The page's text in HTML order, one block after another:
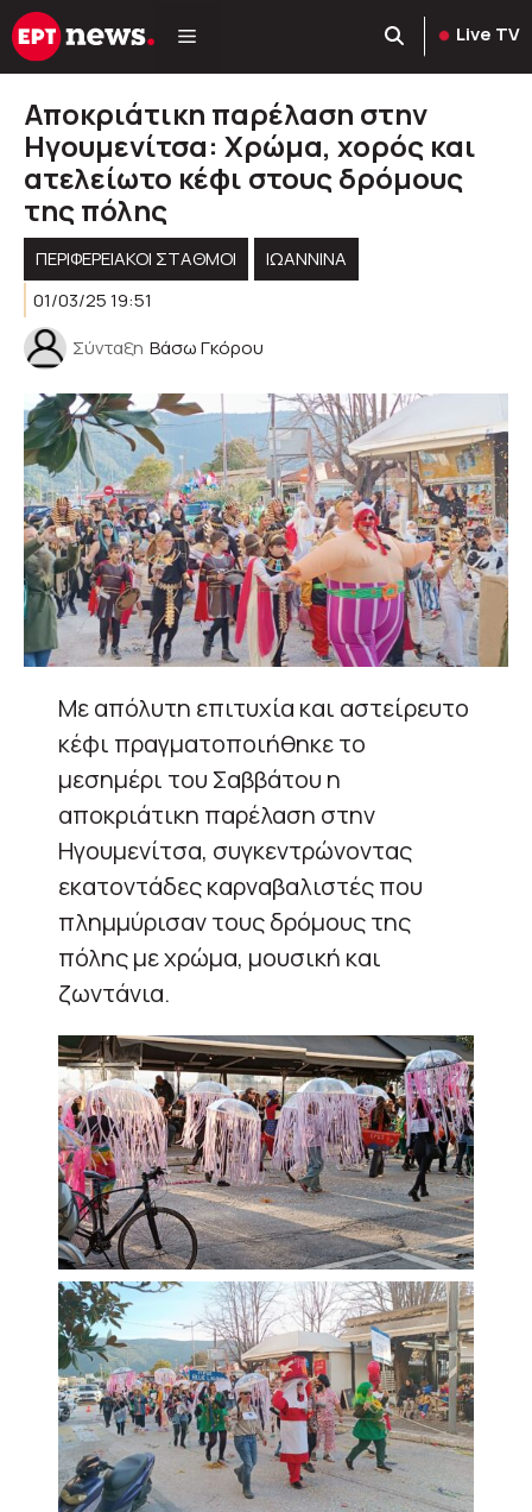
Μετάβαση
σε
Live TV
Αποκριάτικη παρέλαση στην
Ηγουμενίτσα: Χρώμα, χορός και
ατελείωτο κέφι στους δρόμους
της πόλης
ΠΕΡΙΦΕΡΕΙΑΚΟΊ ΣΤΑΘΜΟΊ
ΙΩΑΝΝΙΝΑ
01/03/25 19:51
Σύνταξη Βάσω Γκόρου
Με απόλυτη επιτυχία και αστείρευτο
κέφι πραγματοποιήθηκε το
μεσημέρι του Σαββάτου η
αποκριάτικη παρέλαση στην
Ηγουμενίτσα, συγκεντρώνοντας
εκατοντάδες καρναβαλιστές που
πλημμύρισαν τους δρόμους της
πόλης με χρώμα, μουσική και
ζωντάνια.